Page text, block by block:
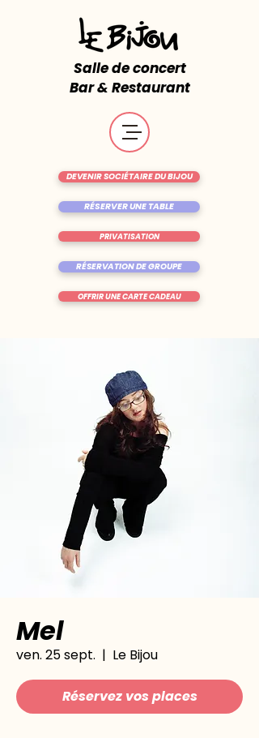
Salle de concert
Bar & Restaurant
RÉSERVER UNE TABLE
OFFRIR UNE CARTE CADEAU
DEVENIR SOCIÉTAIRE DU BIJOU
RÉSERVATION DE GROUPE
PRIVATISATION
Mel
ven. 25 sept.
  |
Le Bijou
Réservez vos places